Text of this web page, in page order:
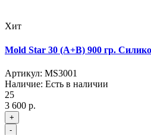
Хит
Mold Star 30 (A+B) 900 гр.
Артикул: MS3001
Наличие: Есть в наличии
25
3 600 р.
+
-